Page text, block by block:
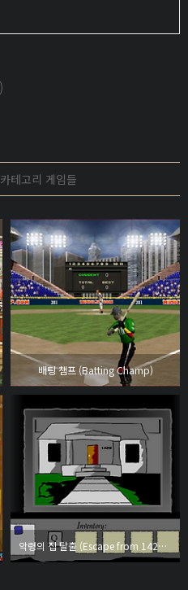
카테고리 게임들
배팅 챔프 (Batting Champ)
악령의 집 탈출 (Escape from 1428 Elm Street)